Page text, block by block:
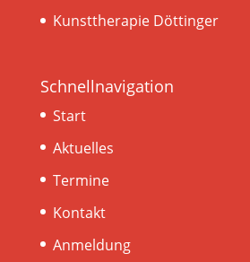
Kunsttherapie Döttinger
Schnellnavigation
Start
Aktuelles
Termine
Kontakt
Anmeldung